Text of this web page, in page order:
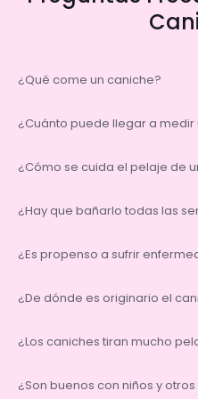
¿Qué come un caniche?
¿Cuánto puede llegar a medir
¿Cómo se cuida el pelaje de
¿Hay que bañarlo todas las
¿Es propenso a sufrir
¿De dónde es originario el
¿Los caniches tiran mucho
¿Son buenos con niños y